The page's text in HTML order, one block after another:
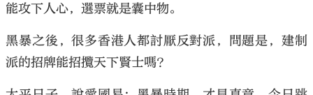
能攻下人心，選票就是囊中物。
黑暴之後，很多香港人都討厭反對派，問題是，建制
派的招牌能招攬天下賢士嗎？